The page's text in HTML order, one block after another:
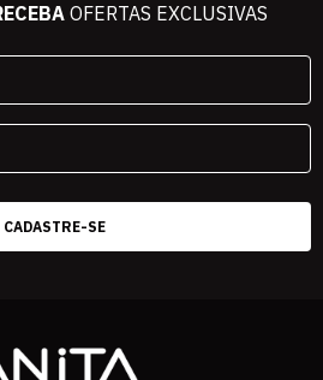
OFERTAS EXCLUSIVAS